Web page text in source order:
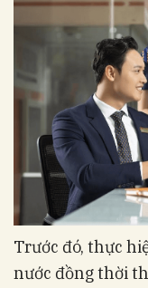
Trước đó, thực
nước đồng thời